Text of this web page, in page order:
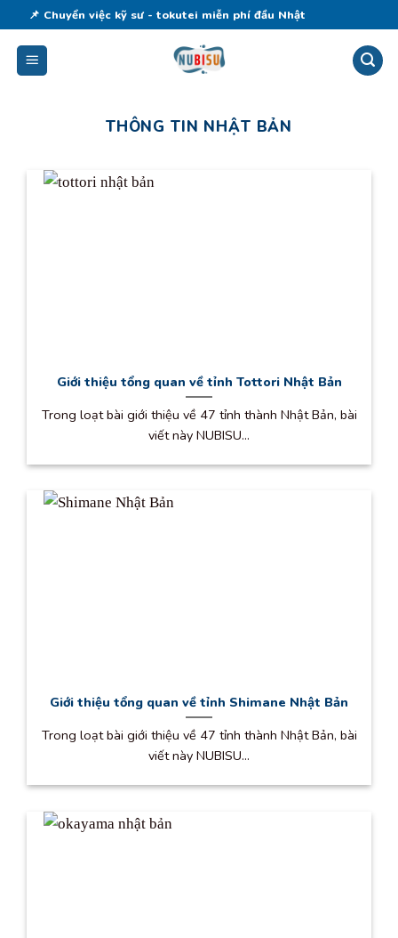
to
content
📌 Chuyển việc kỹ sư - tokutei miễn phí đầu Nhật
THÔNG TIN NHẬT BẢN
Giới thiệu tổng quan về tỉnh Tottori Nhật Bản
Trong loạt bài giới thiệu về 47 tỉnh thành Nhật Bản, bài
viết này NUBISU...
Giới thiệu tổng quan về tỉnh Shimane Nhật Bản
Trong loạt bài giới thiệu về 47 tỉnh thành Nhật Bản, bài
viết này NUBISU...